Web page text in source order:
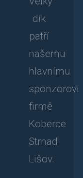
dík
patří
našemu
hlavnímu
sponzorovi
firmě
Koberce
Strnad
Lišov.